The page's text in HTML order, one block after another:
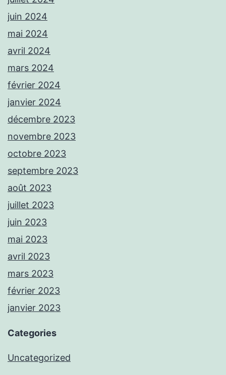
juin 2024
mai 2024
avril 2024
mars 2024
février 2024
janvier 2024
décembre 2023
novembre 2023
octobre 2023
septembre 2023
août 2023
juillet 2023
juin 2023
mai 2023
avril 2023
mars 2023
février 2023
janvier 2023
Categories
Uncategorized